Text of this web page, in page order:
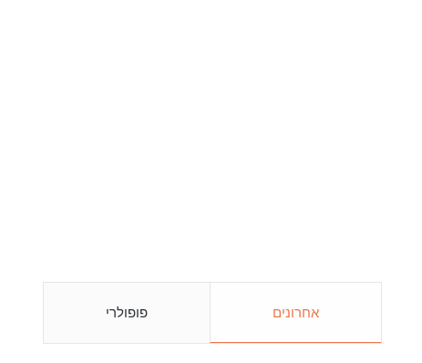
אחרונים פופולרי